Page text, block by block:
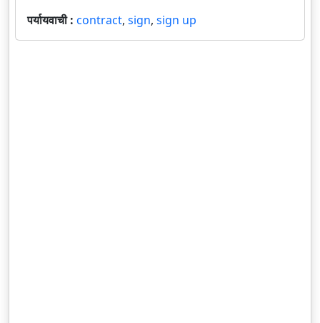
पर्यायवाची : contract, sign, sign up